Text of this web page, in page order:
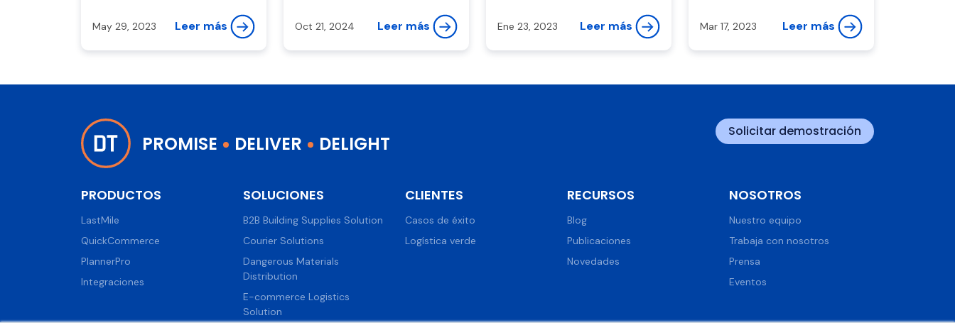
como una o...
May 29, 2023 Leer más Oct 21, 2024 Leer más
factores para que la entrega
Ene 23, 2023 Leer más Mar 17, 2023 Leer más
PROMISE DELIVER DELIGHT
Solicitar demostración
PRODUCTOS
LastMile
QuickCommerce
PlannerPro
Integraciones
SOLUCIONES
B2B Building Supplies Solution
Courier Solutions
Dangerous Materials
Distribution
E-commerce Logistics
Solution
CLIENTES
Casos de éxito
Logística verde
RECURSOS
Blog
Publicaciones
Novedades
NOSOTROS
Nuestro equipo
Trabaja con nosotros
Prensa
Eventos